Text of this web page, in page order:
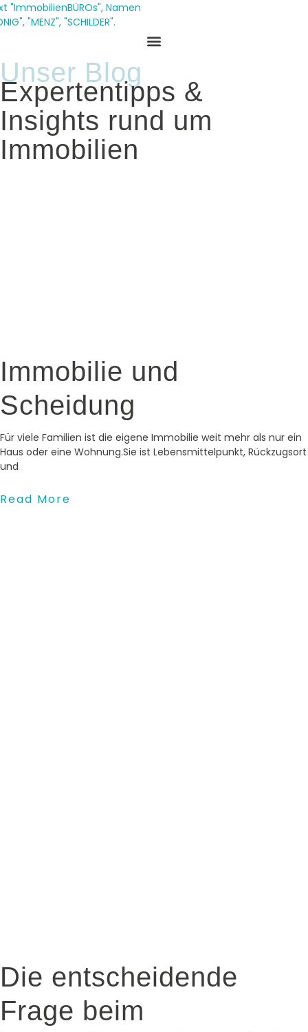
Zum
Inhalt
Unser Blog
Expertentipps &
Insights rund um
Immobilien
Immobilie und
Scheidung
Für viele Familien ist die eigene Immobilie weit mehr als nur ein
Haus oder eine Wohnung.Sie ist Lebensmittelpunkt, Rückzugsort
und
Read More
Die entscheidende
Frage beim